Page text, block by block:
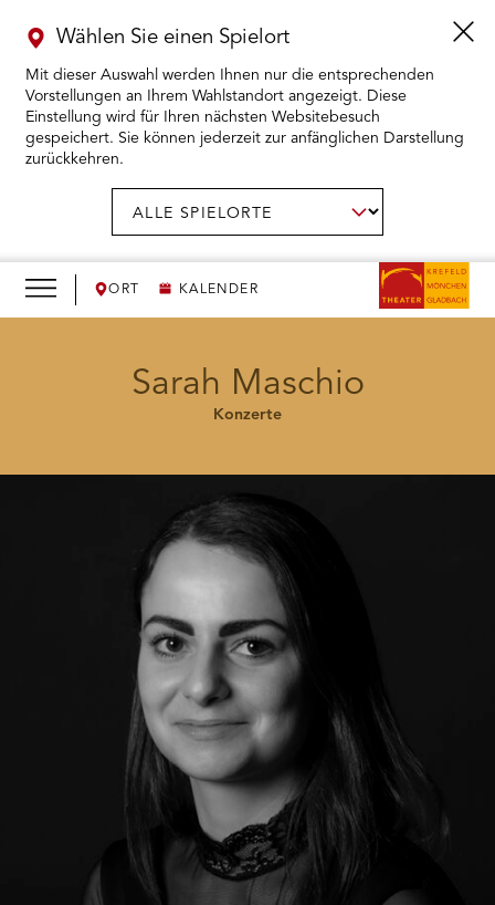
ORT KALENDER
Wählen Sie einen Spielort
Mit dieser Auswahl werden Ihnen nur die entsprechenden
Vorstellungen an Ihrem Wahlstandort angezeigt. Diese
Einstellung wird für Ihren nächsten Websitebesuch
gespeichert. Sie können jederzeit zur anfänglichen Darstellung
zurückkehren.
KARTENKAUF ÖFFNEN
WIR ÖFFNEN
DAS THEATER ÖFFNEN
Sarah Maschio
Konzerte